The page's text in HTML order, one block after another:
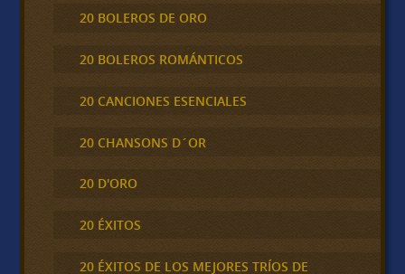
20 BOLEROS DE ORO
20 BOLEROS ROMÁNTICOS
20 CANCIONES ESENCIALES
20 CHANSONS D´OR
20 D'ORO
20 ÉXITOS
20 ÉXITOS DE LOS MEJORES TRÍOS DE